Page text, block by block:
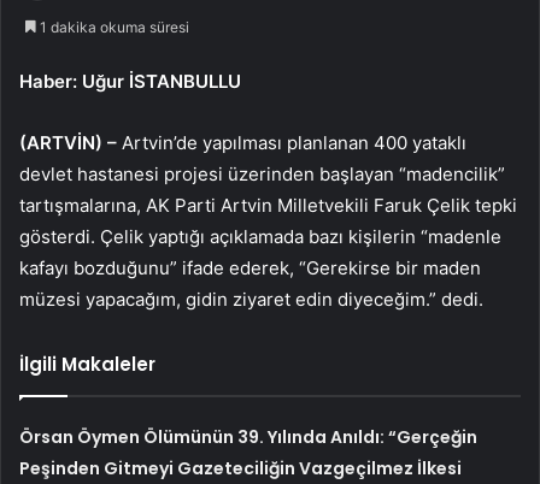
1 dakika okuma süresi
Haber: Uğur İSTANBULLU
(ARTVİN) – Artvin’de yapılması planlanan 400 yataklı
devlet hastanesi projesi üzerinden başlayan “madencilik”
tartışmalarına, AK Parti Artvin Milletvekili Faruk Çelik tepki
gösterdi. Çelik yaptığı açıklamada bazı kişilerin “madenle
kafayı bozduğunu” ifade ederek, “Gerekirse bir maden
müzesi yapacağım, gidin ziyaret edin diyeceğim.” dedi.
İlgili Makaleler
Örsan Öymen Ölümünün 39. Yılında Anıldı: “Gerçeğin
Peşinden Gitmeyi Gazeteciliğin Vazgeçilmez İlkesi